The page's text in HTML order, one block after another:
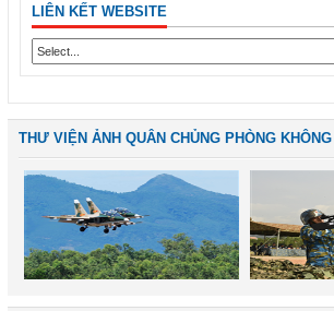
LIÊN KẾT WEBSITE
THƯ VIỆN ẢNH QUÂN CHỦNG PHÒNG